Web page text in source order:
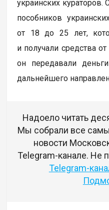
украинских
пособников
от 18 до 25 лет,
и получали средства
он передавали
дальнейшего
Надоело читать
Мы собрали все
новости
Telegram-канале. Не
Telegram-